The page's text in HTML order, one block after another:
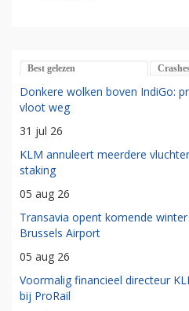
Best gelezen
Donkere wolken boven IndiGo:
vloot weg
31 jul 26
KLM annuleert meerdere
staking
05 aug 26
Transavia opent komende
Brussels Airport
05 aug 26
Voormalig financieel directeur
bij ProRail